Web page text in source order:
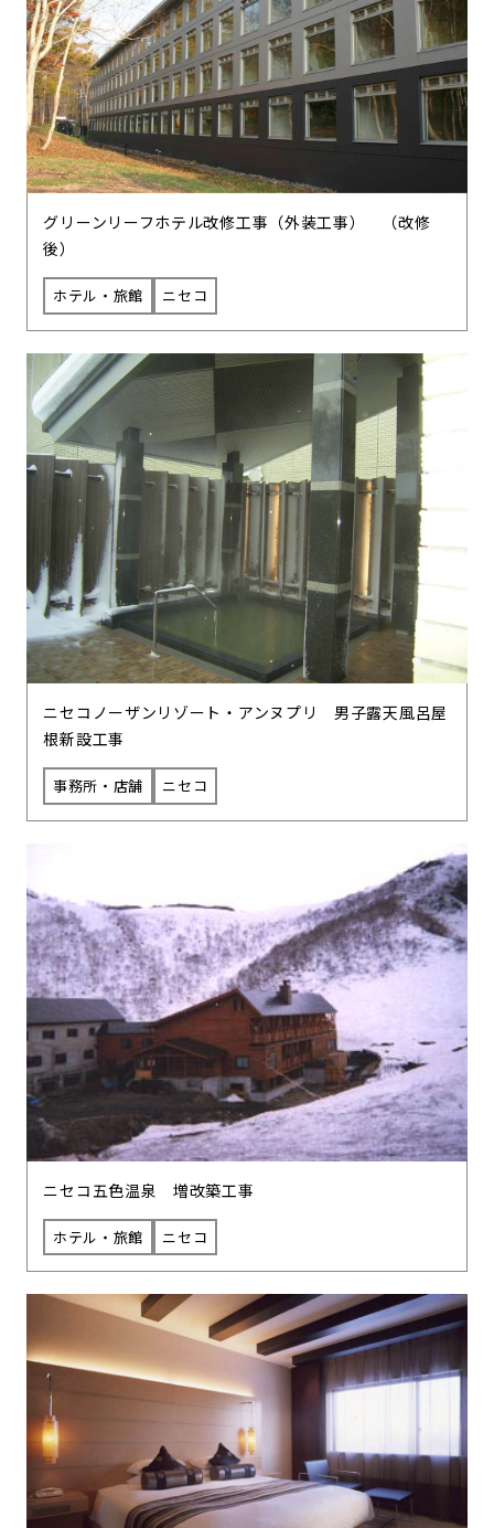
グリーンリーフホテル改修工事（外装工事） （改修
後）
ホテル・旅館 ニセコ
ニセコノーザンリゾート・アンヌプリ 男子露天風呂屋
根新設工事
事務所・店舗 ニセコ
ニセコ五色温泉 増改築工事
ホテル・旅館 ニセコ